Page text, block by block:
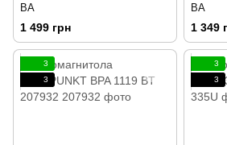
BA
1 499 грн
BA
1 349
3
3
3
3